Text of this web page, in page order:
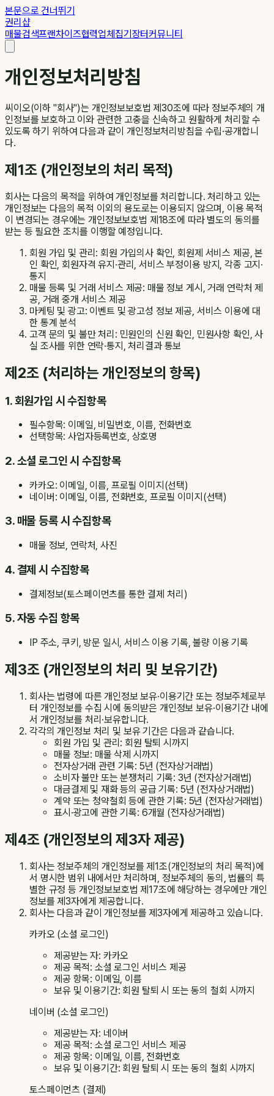
본문으로 건너뛰기
권리샵
매물검색프랜차이즈협력업체집기장터커뮤니티
개인정보처리방침
씨이오(이하 "회사")는 개인정보보호법 제30조에 따라 정보주체의 개
인정보를 보호하고 이와 관련한 고충을 신속하고 원활하게 처리할 수
있도록 하기 위하여 다음과 같이 개인정보처리방침을 수립·공개합니
다.
제1조 (개인정보의 처리 목적)
회사는 다음의 목적을 위하여 개인정보를 처리합니다. 처리하고 있는
개인정보는 다음의 목적 이외의 용도로는 이용되지 않으며, 이용 목적
이 변경되는 경우에는 개인정보보호법 제18조에 따라 별도의 동의를
받는 등 필요한 조치를 이행할 예정입니다.
회원 가입 및 관리: 회원 가입의사 확인, 회원제 서비스 제공, 본
인 확인, 회원자격 유지·관리, 서비스 부정이용 방지, 각종 고지·
통지
매물 등록 및 거래 서비스 제공: 매물 정보 게시, 거래 연락처 제
공, 거래 중개 서비스 제공
마케팅 및 광고: 이벤트 및 광고성 정보 제공, 서비스 이용에 대
한 통계 분석
고객 문의 및 불만 처리: 민원인의 신원 확인, 민원사항 확인, 사
실 조사를 위한 연락·통지, 처리결과 통보
제2조 (처리하는 개인정보의 항목)
1. 회원가입 시 수집항목
필수항목: 이메일, 비밀번호, 이름, 전화번호
선택항목: 사업자등록번호, 상호명
2. 소셜 로그인 시 수집항목
카카오: 이메일, 이름, 프로필 이미지(선택)
네이버: 이메일, 이름, 전화번호, 프로필 이미지(선택)
3. 매물 등록 시 수집항목
매물 정보, 연락처, 사진
4. 결제 시 수집항목
결제정보(토스페이먼츠를 통한 결제 처리)
5. 자동 수집 항목
IP 주소, 쿠키, 방문 일시, 서비스 이용 기록, 불량 이용 기록
제3조 (개인정보의 처리 및 보유기간)
회사는 법령에 따른 개인정보 보유·이용기간 또는 정보주체로부
터 개인정보를 수집 시에 동의받은 개인정보 보유·이용기간 내에
서 개인정보를 처리·보유합니다.
각각의 개인정보 처리 및 보유 기간은 다음과 같습니다.
회원 가입 및 관리: 회원 탈퇴 시까지
매물 정보: 매물 삭제 시까지
전자상거래 관련 기록: 5년 (전자상거래법)
소비자 불만 또는 분쟁처리 기록: 3년 (전자상거래법)
대금결제 및 재화 등의 공급 기록: 5년 (전자상거래법)
계약 또는 청약철회 등에 관한 기록: 5년 (전자상거래법)
표시·광고에 관한 기록: 6개월 (전자상거래법)
제4조 (개인정보의 제3자 제공)
회사는 정보주체의 개인정보를 제1조(개인정보의 처리 목적)에
서 명시한 범위 내에서만 처리하며, 정보주체의 동의, 법률의 특
별한 규정 등 개인정보보호법 제17조에 해당하는 경우에만 개인
정보를 제3자에게 제공합니다.
회사는 다음과 같이 개인정보를 제3자에게 제공하고 있습니다.
카카오 (소셜 로그인)
제공받는 자: 카카오
제공 목적: 소셜 로그인 서비스 제공
제공 항목: 이메일, 이름
보유 및 이용기간: 회원 탈퇴 시 또는 동의 철회 시까지
네이버 (소셜 로그인)
제공받는 자: 네이버
제공 목적: 소셜 로그인 서비스 제공
제공 항목: 이메일, 이름, 전화번호
보유 및 이용기간: 회원 탈퇴 시 또는 동의 철회 시까지
토스페이먼츠 (결제)